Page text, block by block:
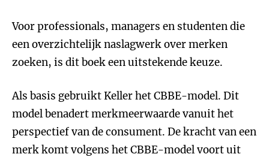
Voor professionals, managers en studenten die
een overzichtelijk naslagwerk over merken
zoeken, is dit boek een uitstekende keuze.
Als basis gebruikt Keller het CBBE-model. Dit
model benadert merkmeerwaarde vanuit het
perspectief van de consument. De kracht van een
merk komt volgens het CBBE-model voort uit